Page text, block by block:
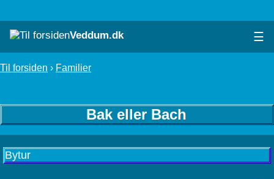
Veddum.dk ☰
Til forsiden › Familier
Bak eller Bach
Bytur